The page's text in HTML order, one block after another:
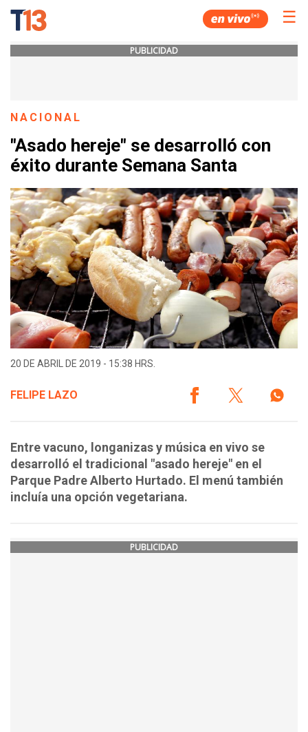
☰
PUBLICIDAD
NACIONAL
"Asado hereje" se desarrolló con
éxito durante Semana Santa
20 DE ABRIL DE 2019 - 15:38 HRS.
FELIPE LAZO
Entre vacuno, longanizas y música en vivo se
desarrolló el tradicional "asado hereje" en el
Parque Padre Alberto Hurtado. El menú también
incluía una opción vegetariana.
PUBLICIDAD